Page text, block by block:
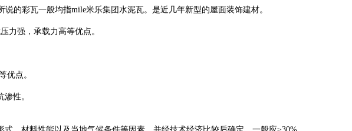
的彩瓦一般均指mile米乐集团水泥瓦。是近几年新型的屋面装饰建材。
力强，承载力高等优点。
优点。
性。